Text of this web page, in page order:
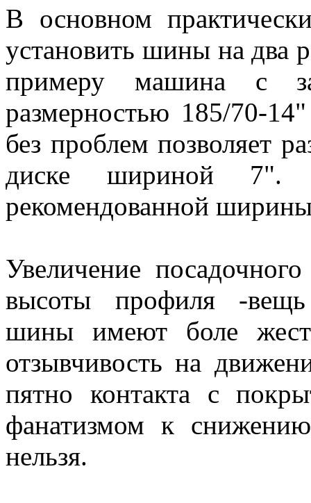
В основном
установить шины на два
примеру машина с
размерностью 185/70-
без проблем позволяет
диске шириной 7".
рекомендованной
Увеличение
высоты профиля -
шины имеют боле
отзывчивость на
пятно контакта с
фанатизмом к
нельзя.